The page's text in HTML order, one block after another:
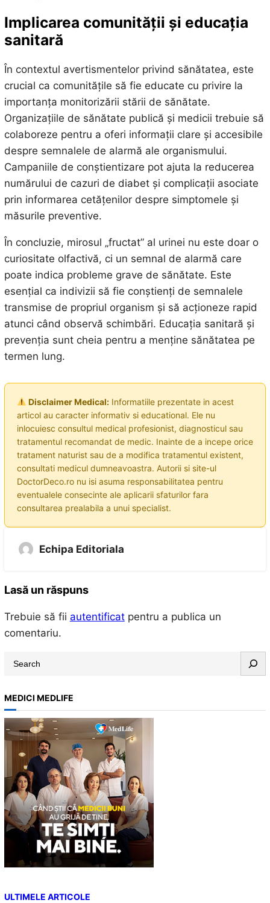
Implicarea comunității și educația
sanitară
În contextul avertismentelor privind sănătatea, este
crucial ca comunitățile să fie educate cu privire la
importanța monitorizării stării de sănătate.
Organizațiile de sănătate publică și medicii trebuie să
colaboreze pentru a oferi informații clare și accesibile
despre semnalele de alarmă ale organismului.
Campaniile de conștientizare pot ajuta la reducerea
numărului de cazuri de diabet și complicații asociate
prin informarea cetățenilor despre simptomele și
măsurile preventive.
În concluzie, mirosul „fructat” al urinei nu este doar o
curiositate olfactivă, ci un semnal de alarmă care
poate indica probleme grave de sănătate. Este
esențial ca indivizii să fie conștienți de semnalele
transmise de propriul organism și să acționeze rapid
atunci când observă schimbări. Educația sanitară și
prevenția sunt cheia pentru a menține sănătatea pe
termen lung.
Disclaimer Medical:Informatiile prezentate in acest
articol au caracter informativ si educational. Ele nu
inlocuiesc consultul medical profesionist, diagnosticul sau
tratamentul recomandat de medic. Inainte de a incepe orice
tratament naturist sau de a modifica tratamentul existent,
consultati medicul dumneavoastra. Autorii si site-ul
DoctorDeco.ro nu isi asuma responsabilitatea pentru
eventualele consecinte ale aplicarii sfaturilor fara
consultarea prealabila a unui specialist.
Echipa Editoriala
Lasă un răspuns
Trebuie să fii autentificatpentru a publica un
comentariu.
r
c
h
MEDICI MEDLIFE
ULTIMELE ARTICOLE